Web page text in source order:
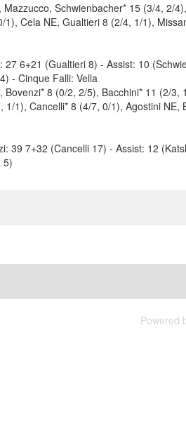
Schwienbacher* 15 (3/4, 2/
Cela NE, Gualtieri 8 (2/4, 1/1),
6+21 (Gualtieri 8) - Assist: 10
- Cinque Falli: Vella
Bovenzi* 8 (0/2, 2/5), Bacchini* 11 (2/3,
1), Cancelli* 8 (4/7, 0/1), Agostini NE,
39 7+32 (Cancelli 17) - Assist: 12
5)
Powered